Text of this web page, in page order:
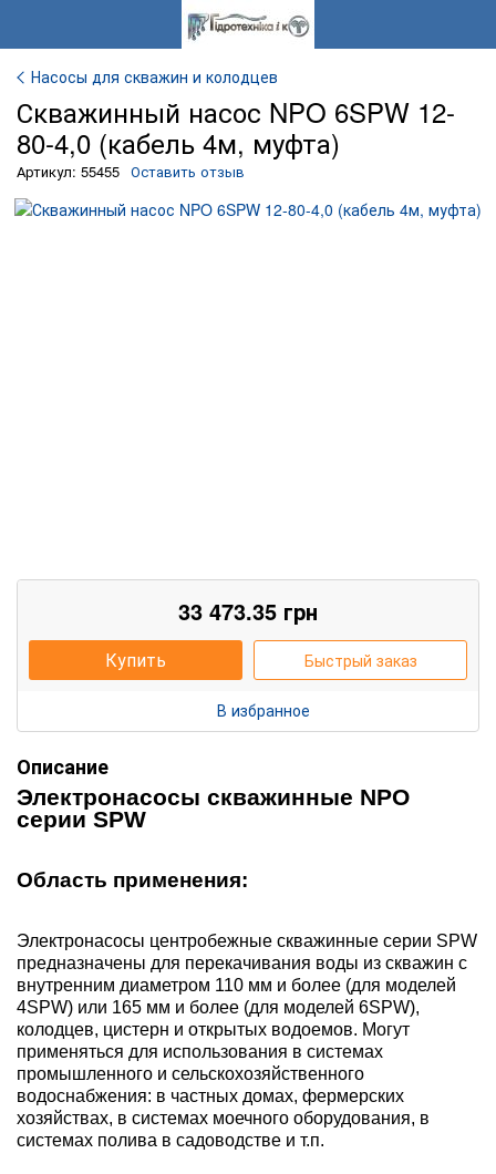
Насосы для скважин и колодцев
Скважинный насос NPO 6SPW 12-
80-4,0 (кабель 4м, муфта)
Артикул: 55455 Оставить отзыв
33 473.35 грн
Купить Быстрый заказ
В избранное
Описание
Электронасосы скважинные NPO
серии SPW
Область применения:
Электронасосы центробежные скважинные серии SPW
предназначены для перекачивания воды из скважин с
внутренним диаметром 110 мм и более (для моделей
4SPW) или 165 мм и более (для моделей 6SPW),
колодцев, цистерн и открытых водоемов. Могут
применяться для использования в системах
промышленного и сельскохозяйственного
водоснабжения: в частных домах, фермерских
хозяйствах, в системах моечного оборудования, в
системах полива в садоводстве и т.п.